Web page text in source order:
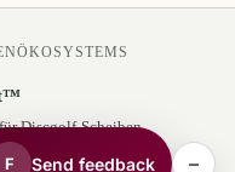
F Send feedback –
Discgolf-Scheiben